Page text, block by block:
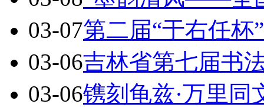
03-07第二届“于右任
03-06吉林省第七届书
03-06镌刻龟兹·万里